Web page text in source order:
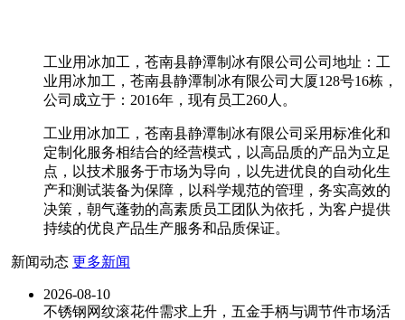
工业用冰加工，苍南县静潭制冰有限公司公司地址：工
业用冰加工，苍南县静潭制冰有限公司大厦128号16栋，
公司成立于：2016年，现有员工260人。
工业用冰加工，苍南县静潭制冰有限公司采用标准化和
定制化服务相结合的经营模式，以高品质的产品为立足
点，以技术服务于市场为导向，以先进优良的自动化生
产和测试装备为保障，以科学规范的管理，务实高效的
决策，朝气蓬勃的高素质员工团队为依托，为客户提供
持续的优良产品生产服务和品质保证。
新闻动态 更多新闻
2026-08-10
不锈钢网纹滚花件需求上升，五金手柄与调节件市场活